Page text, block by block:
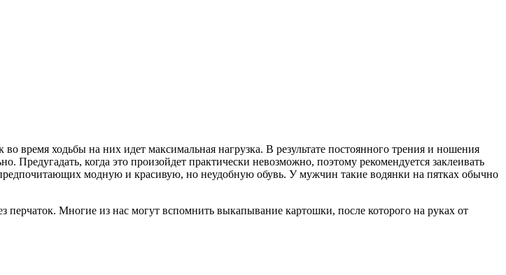
время ходьбы на них идет максимальная нагрузка. В результате постоянного трения и ношения
когда это произойдет практически невозможно, поэтому рекомендуется заклеивать
модную и красивую, но неудобную обувь. У мужчин такие водянки на пятках обычно
Многие из нас могут вспомнить выкапывание картошки, после которого на руках от